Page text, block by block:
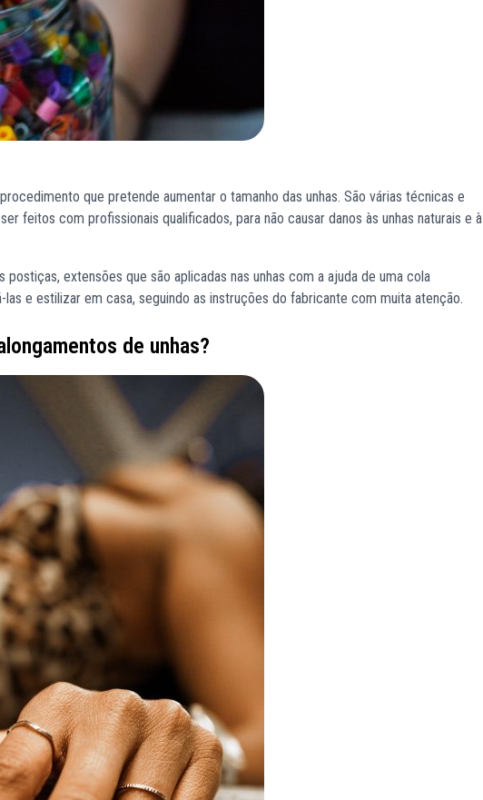
que pretende aumentar o tamanho das unhas. São várias técnicas e
feitos com profissionais qualificados, para não causar danos às unhas naturais e à
extensões que são aplicadas nas unhas com a ajuda de uma cola
e estilizar em casa, seguindo as instruções do fabricante com muita atenção.
de unhas?